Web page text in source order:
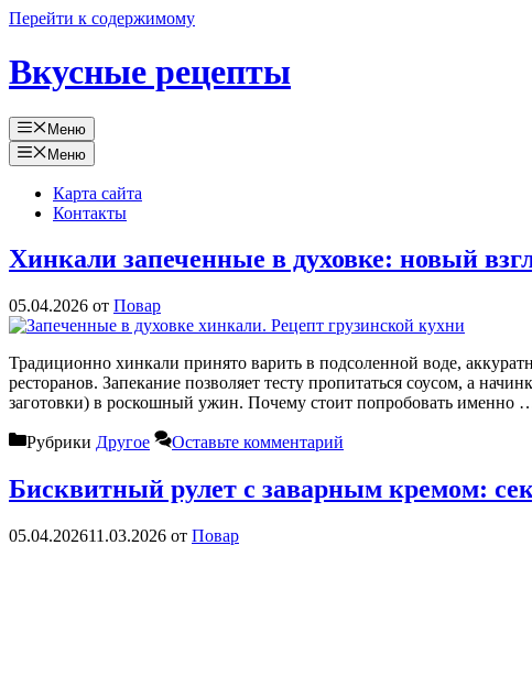
Перейти к содержимому
Вкусные рецепты
Меню
Меню
Карта сайта
Контакты
Хинкали запеченные в духовке: новый
05.04.2026 от Повар
Традиционно хинкали принято варить в подсоленной воде,
ресторанов. Запекание позволяет тесту пропитаться соусом, а
заготовки) в роскошный ужин. Почему стоит попробовать именно
Рубрики Другое Оставьте комментарий
Бисквитный рулет с заварным кремом:
05.04.202611.03.2026 от Повар